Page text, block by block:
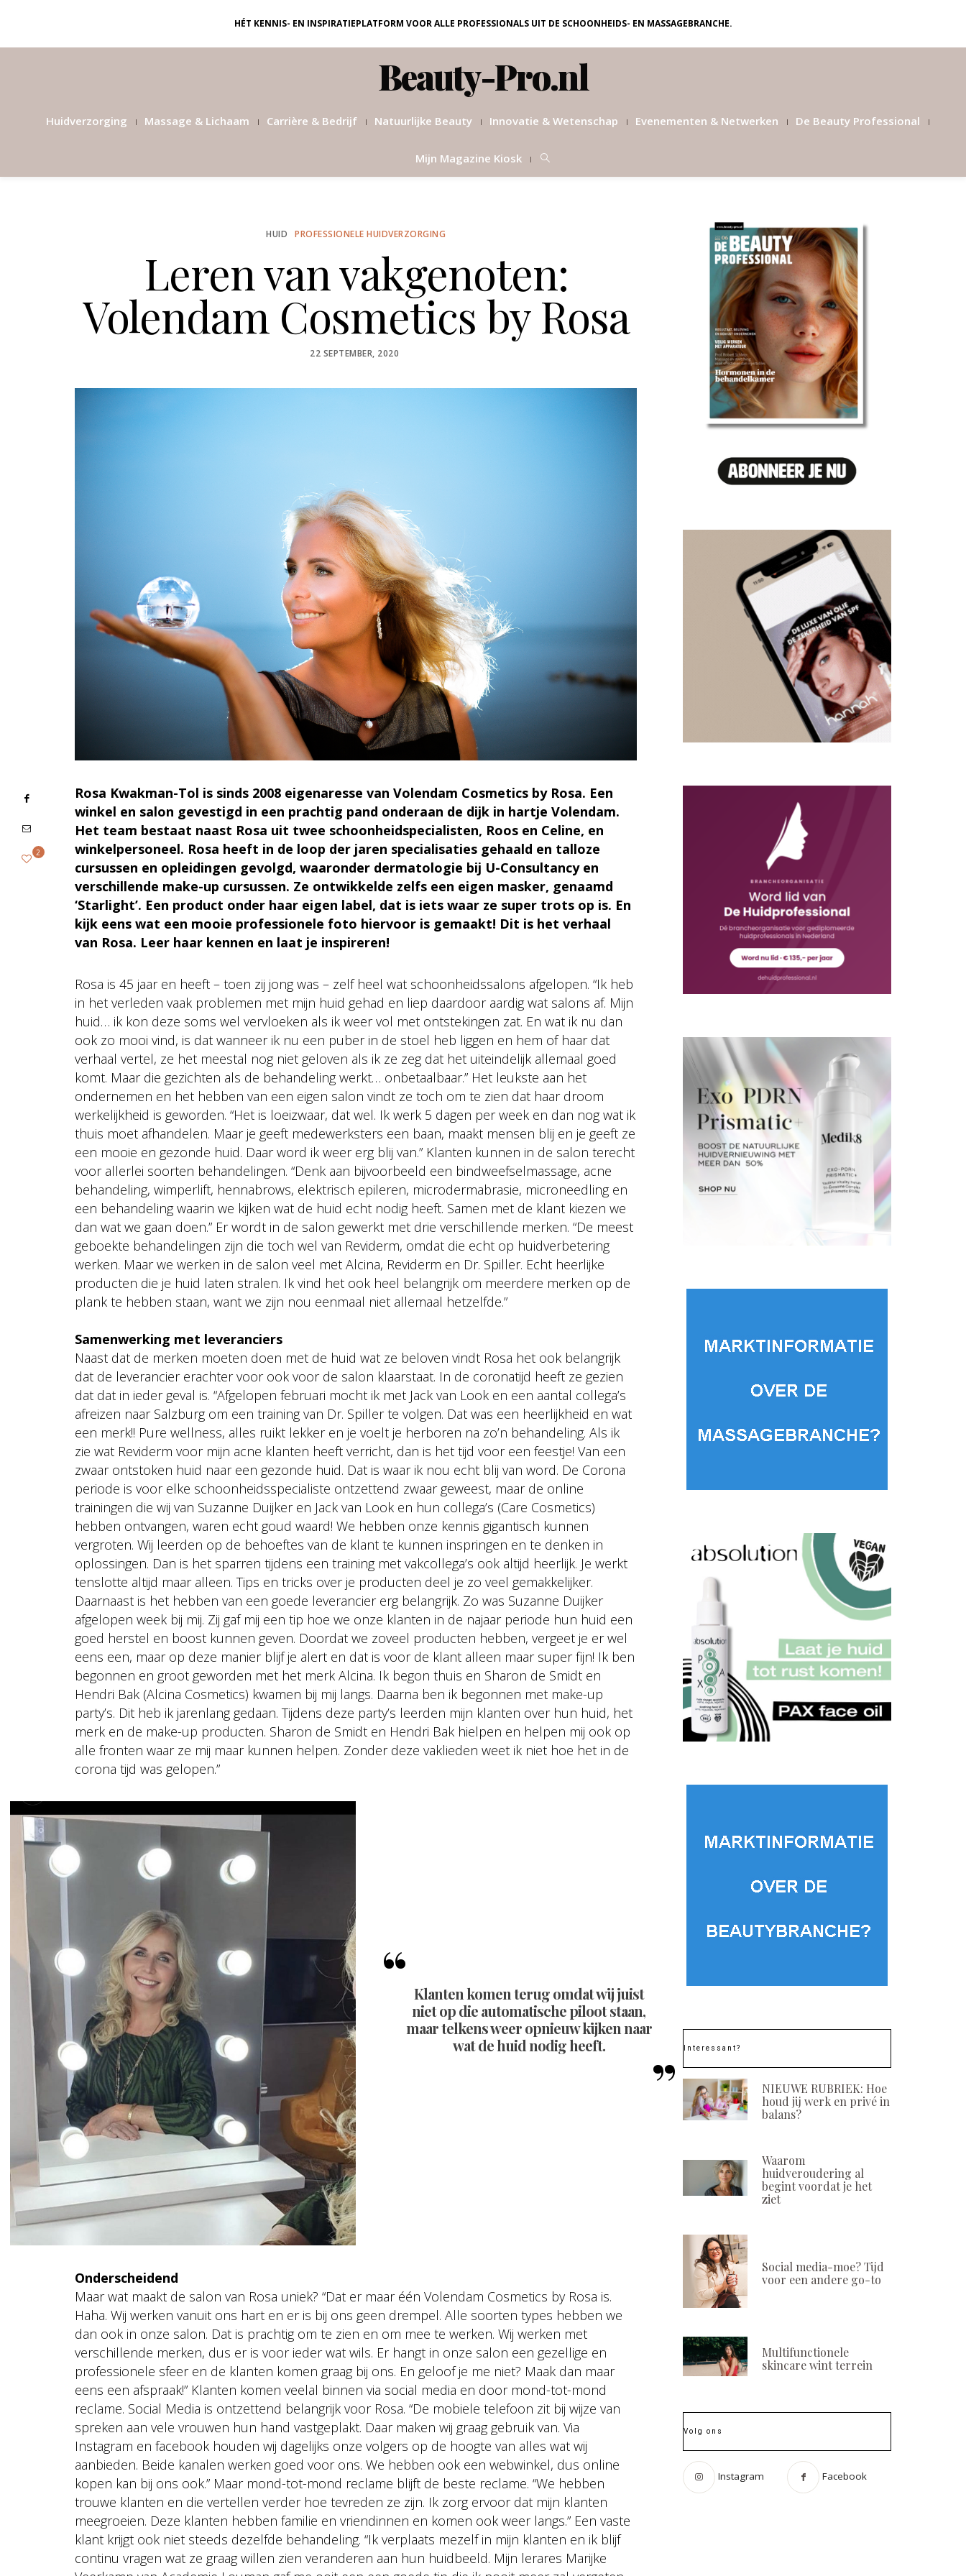
HÉT KENNIS- EN INSPIRATIEPLATFORM VOOR ALLE PROFESSIONALS UIT DE SCHOONHEIDS- EN MASSAGEBRANCHE.
Beauty-Pro.nl
Huidverzorging Massage & Lichaam Carrière & Bedrijf Natuurlijke Beauty Innovatie & Wetenschap Evenementen & Netwerken De Beauty Professional
Mijn Magazine Kiosk
HUID PROFESSIONELE HUIDVERZORGING
Leren van vakgenoten:
Volendam Cosmetics by Rosa
POSTED
22 SEPTEMBER, 2020
Rosa Kwakman-Tol is sinds 2008 eigenaresse van Volendam Cosmetics by Rosa. Een
winkel en salon gevestigd in een prachtig pand onderaan de dijk in hartje Volendam.
Het team bestaat naast Rosa uit twee schoonheidspecialisten, Roos en Celine, en
winkelpersoneel. Rosa heeft in de loop der jaren specialisaties gehaald en talloze
cursussen en opleidingen gevolgd, waaronder dermatologie bij U-Consultancy en
verschillende make-up cursussen. Ze ontwikkelde zelfs een eigen masker, genaamd
‘Starlight’. Een product onder haar eigen label, dat is iets waar ze super trots op is. En
kijk eens wat een mooie professionele foto hiervoor is gemaakt! Dit is het verhaal
van Rosa. Leer haar kennen en laat je inspireren!
Rosa is 45 jaar en heeft – toen zij jong was – zelf heel wat schoonheidssalons afgelopen. “Ik heb
in het verleden vaak problemen met mijn huid gehad en liep daardoor aardig wat salons af. Mijn
huid… ik kon deze soms wel vervloeken als ik weer vol met ontstekingen zat. En wat ik nu dan
ook zo mooi vind, is dat wanneer ik nu een puber in de stoel heb liggen en hem of haar dat
verhaal vertel, ze het meestal nog niet geloven als ik ze zeg dat het uiteindelijk allemaal goed
komt. Maar die gezichten als de behandeling werkt… onbetaalbaar.” Het leukste aan het
ondernemen en het hebben van een eigen salon vindt ze toch om te zien dat haar droom
werkelijkheid is geworden. “Het is loeizwaar, dat wel. Ik werk 5 dagen per week en dan nog wat ik
thuis moet afhandelen. Maar je geeft medewerksters een baan, maakt mensen blij en je geeft ze
een mooie en gezonde huid. Daar word ik weer erg blij van.” Klanten kunnen in de salon terecht
voor allerlei soorten behandelingen. “Denk aan bijvoorbeeld een bindweefselmassage, acne
behandeling, wimperlift, hennabrows, elektrisch epileren, microdermabrasie, microneedling en
een behandeling waarin we kijken wat de huid echt nodig heeft. Samen met de klant kiezen we
dan wat we gaan doen.” Er wordt in de salon gewerkt met drie verschillende merken. “De meest
geboekte behandelingen zijn die toch wel van Reviderm, omdat die echt op huidverbetering
werken. Maar we werken in de salon veel met Alcina, Reviderm en Dr. Spiller. Echt heerlijke
producten die je huid laten stralen. Ik vind het ook heel belangrijk om meerdere merken op de
plank te hebben staan, want we zijn nou eenmaal niet allemaal hetzelfde.”
Samenwerking met leveranciers
Naast dat de merken moeten doen met de huid wat ze beloven vindt Rosa het ook belangrijk
dat de leverancier erachter voor ook voor de salon klaarstaat. In de coronatijd heeft ze gezien
dat dat in ieder geval is. “Afgelopen februari mocht ik met Jack van Look en een aantal collega’s
afreizen naar Salzburg om een training van Dr. Spiller te volgen. Dat was een heerlijkheid en wat
een merk!! Pure wellness, alles ruikt lekker en je voelt je herboren na zo’n behandeling. Als ik
zie wat Reviderm voor mijn acne klanten heeft verricht, dan is het tijd voor een feestje! Van een
zwaar ontstoken huid naar een gezonde huid. Dat is waar ik nou echt blij van word. De Corona
periode is voor elke schoonheidsspecialiste ontzettend zwaar geweest, maar de online
trainingen die wij van Suzanne Duijker en Jack van Look en hun collega’s (Care Cosmetics)
hebben ontvangen, waren echt goud waard! We hebben onze kennis gigantisch kunnen
vergroten. Wij leerden op de behoeftes van de klant te kunnen inspringen en te denken in
oplossingen. Dan is het sparren tijdens een training met vakcollega’s ook altijd heerlijk. Je werkt
tenslotte altijd maar alleen. Tips en tricks over je producten deel je zo veel gemakkelijker.
Daarnaast is het hebben van een goede leverancier erg belangrijk. Zo was Suzanne Duijker
afgelopen week bij mij. Zij gaf mij een tip hoe we onze klanten in de najaar periode hun huid een
goed herstel en boost kunnen geven. Doordat we zoveel producten hebben, vergeet je er wel
eens een, maar op deze manier blijf je alert en dat is voor de klant alleen maar super fijn! Ik ben
begonnen en groot geworden met het merk Alcina. Ik begon thuis en Sharon de Smidt en
Hendri Bak (Alcina Cosmetics) kwamen bij mij langs. Daarna ben ik begonnen met make-up
party’s. Dit heb ik jarenlang gedaan. Tijdens deze party’s leerden mijn klanten over hun huid, het
merk en de make-up producten. Sharon de Smidt en Hendri Bak hielpen en helpen mij ook op
alle fronten waar ze mij maar kunnen helpen. Zonder deze vaklieden weet ik niet hoe het in de
corona tijd was gelopen.”
Klanten komen terug omdat wij juist
niet op die automatische piloot staan,
maar telkens weer opnieuw kijken naar
wat de huid nodig heeft.
Onderscheidend
Maar wat maakt de salon van Rosa uniek? “Dat er maar één Volendam Cosmetics by Rosa is.
Haha. Wij werken vanuit ons hart en er is bij ons geen drempel. Alle soorten types hebben we
dan ook in onze salon. Dat is prachtig om te zien en om mee te werken. Wij werken met
verschillende merken, dus er is voor ieder wat wils. Er hangt in onze salon een gezellige en
professionele sfeer en de klanten komen graag bij ons. En geloof je me niet? Maak dan maar
eens een afspraak!” Klanten komen veelal binnen via social media en door mond-tot-mond
reclame. Social Media is ontzettend belangrijk voor Rosa. “De mobiele telefoon zit bij wijze van
spreken aan vele vrouwen hun hand vastgeplakt. Daar maken wij graag gebruik van. Via
Instagram en facebook houden wij dagelijks onze volgers op de hoogte van alles wat wij
aanbieden. Beide kanalen werken goed voor ons. We hebben ook een webwinkel, dus online
kopen kan bij ons ook.” Maar mond-tot-mond reclame blijft de beste reclame. “We hebben
trouwe klanten en die vertellen verder hoe tevreden ze zijn. Ik zorg ervoor dat mijn klanten
meegroeien. Deze klanten hebben familie en vriendinnen en komen ook weer langs.” Een vaste
klant krijgt ook niet steeds dezelfde behandeling. “Ik verplaats mezelf in mijn klanten en ik blijf
continu vragen wat ze graag willen zien veranderen aan hun huidbeeld. Mijn lerares Marijke
2
Interessant?
NIEUWE RUBRIEK: Hoe
houd jij werk en privé in
balans?
Waarom
huidveroudering al
begint voordat je het
ziet
Social media-moe? Tijd
voor een andere go-to
Multifunctionele
skincare wint terrein
Volg ons
Instagram Facebook